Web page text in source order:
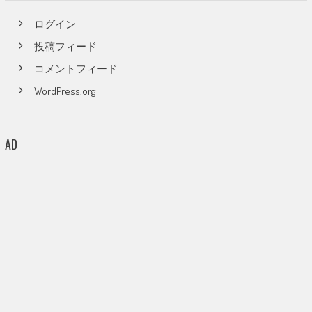
ログイン
投稿フィード
コメントフィード
WordPress.org
AD